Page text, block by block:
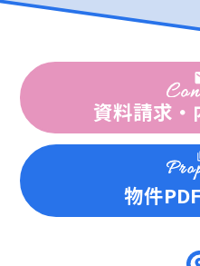
資料請求・
物件PDF